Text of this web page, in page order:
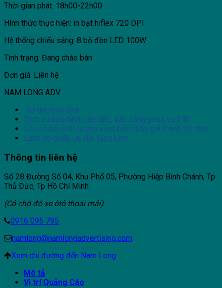
Thời gian phát: 18h00-22h00
Hình thức thực hiện: in bạt hiflex 720 DPI
Hệ thống chiếu sáng: 8 bộ đèn LED 100W
Tình trạng: Đang chào bán
Đơn giá: Liên hệ
NAM LONG ADV
Trợ giá mùa dịch
Dịch vụ bảo hành tận tâm, sẵn sàng phục vụ 24h
Sản phẩm chất lượng vượt bậc nhất, giá thành tốt nhất
Luôn có nhiều ưu đãi tặng kèm
Thông tin liên hệ
Số 28 Đường Số 04, Khu Phố 05, Phường Hiệp Bình Chánh, Tp
Thủ Đức, Tp Hồ Chí Minh
(Có chỗ đỗ xe ôtô thoải mái)
0916 095 795
namlong@namlongadvertising.com
Xem chỉ đường đến Nam Long
Mô tả
Vị trí Quảng Cáo